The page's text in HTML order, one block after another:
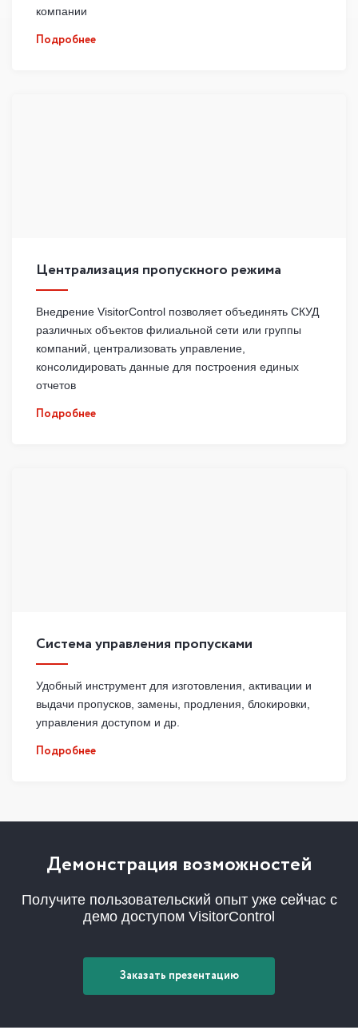
компании
Подробнее
Централизация пропускного режима
Внедрение VisitorControl позволяет объединять СКУД
различных объектов филиальной сети или группы
компаний, централизовать управление,
консолидировать данные для построения единых
отчетов
Подробнее
Система управления пропусками
Удобный инструмент для изготовления, активации и
выдачи пропусков, замены, продления, блокировки,
управления доступом и др.
Подробнее
Демонстрация возможностей
Получите пользовательский опыт уже сейчас с
демо доступом VisitorControl
Заказать презентацию